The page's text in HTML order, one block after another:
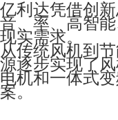
亿利达凭借创
音、率、高智
现实需求。
从传统风机到
源逐步实现了
电机和一体式
案。